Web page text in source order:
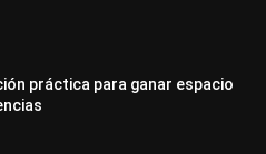
práctica para ganar espacio